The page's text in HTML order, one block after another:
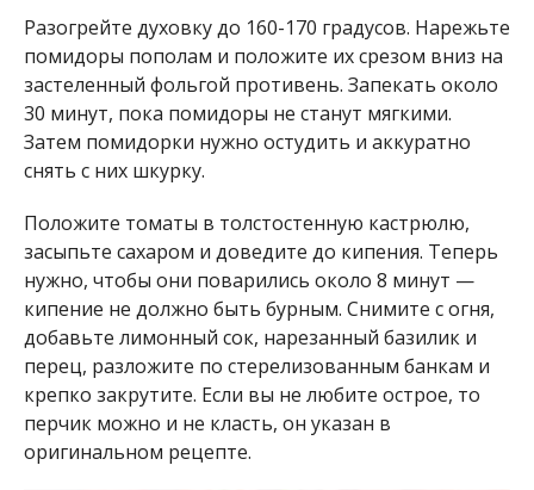
Разогрейте духовку до 160-170 градусов. Нарежьте
помидоры пополам и положите их срезом вниз на
застеленный фольгой противень. Запекать около
30 минут, пока помидоры не станут мягкими.
Затем помидорки нужно остудить и аккуратно
снять с них шкурку.
Положите томаты в толстостенную кастрюлю,
засыпьте сахаром и доведите до кипения. Теперь
нужно, чтобы они поварились около 8 минут —
кипение не должно быть бурным. Снимите с огня,
добавьте лимонный сок, нарезанный базилик и
перец, разложите по стерелизованным банкам и
крепко закрутите. Если вы не любите острое, то
перчик можно и не класть, он указан в
оригинальном рецепте.